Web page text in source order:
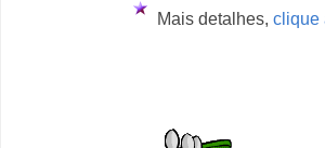
Mais detalhes, clique